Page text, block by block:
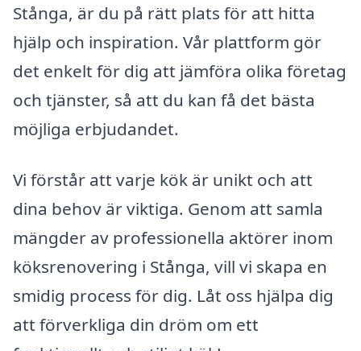
Stånga, är du på rätt plats för att hitta
hjälp och inspiration. Vår plattform gör
det enkelt för dig att jämföra olika företag
och tjänster, så att du kan få det bästa
möjliga erbjudandet.
Vi förstår att varje kök är unikt och att
dina behov är viktiga. Genom att samla
mängder av professionella aktörer inom
köksrenovering i Stånga, vill vi skapa en
smidig process för dig. Låt oss hjälpa dig
att förverkliga din dröm om ett